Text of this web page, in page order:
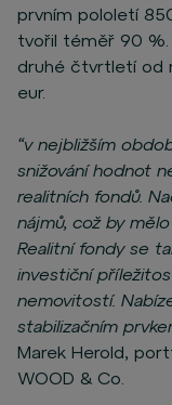
prvním pololetí
tvořil téměř 90 %.
druhé čtvrtletí od
eur.
“v nejbližším
snižování hodnot
realitních fondů.
nájmů, což by
Realitní fondy se
investiční
nemovitostí.
stabilizačním
Marek Herold,
WOOD & Co.